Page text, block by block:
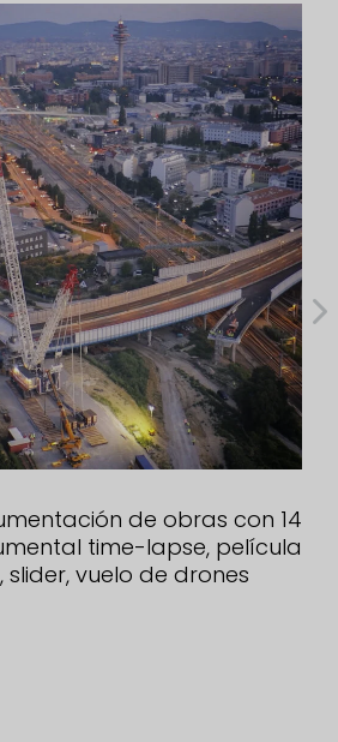
de obras con 14
time-lapse, película
slider, vuelo de drones